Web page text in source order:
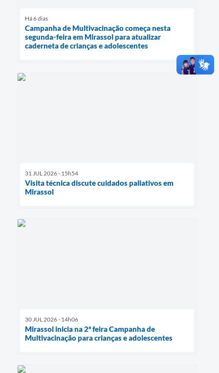
Há 6 dias
Campanha de Multivacinação começa nesta
segunda-feira em Mirassol para atualizar
caderneta de crianças e adolescentes
31 JUL 2026 - 15h54
Visita técnica discute cuidados paliativos em
Mirassol
30 JUL 2026 - 14h06
Mirassol inicia na 2ª feira Campanha de
Multivacinação para crianças e adolescentes